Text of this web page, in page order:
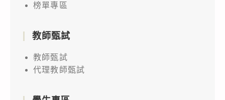
榜單專區
教師甄試
教師甄試
代理教師甄試